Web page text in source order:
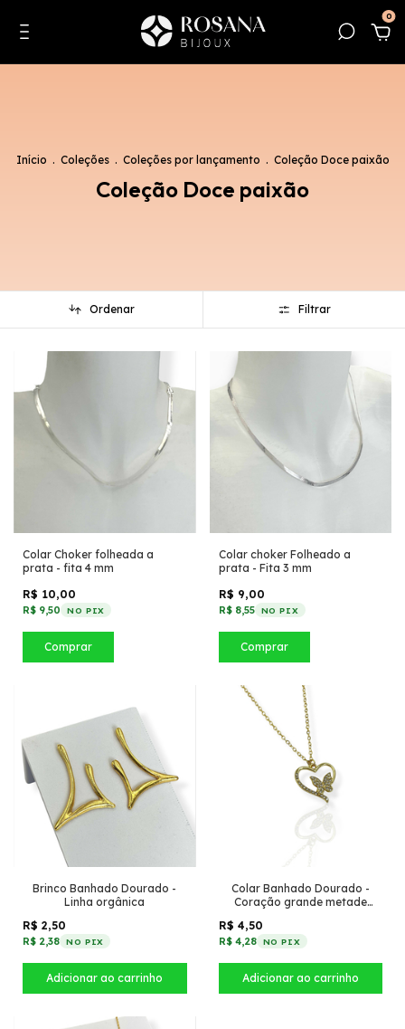
0
Início . Coleções . Coleções por lançamento . Coleção Doce paixão
Coleção Doce paixão
Ordenar Filtrar
Colar Choker folheada a
prata - fita 4 mm
R$ 10,00
R$ 9,50 NO PIX
Comprar
Colar choker Folheado a
prata - Fita 3 mm
R$ 9,00
R$ 8,55 NO PIX
Comprar
Brinco Banhado Dourado -
Linha orgânica
R$ 2,50
R$ 2,38 NO PIX
Colar Banhado Dourado -
Coração grande metade
R$ 4,50
R$ 4,28 NO PIX